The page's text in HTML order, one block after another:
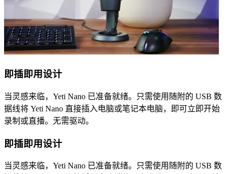
即插即用设计
当灵感来临，Yeti Nano 已准备就绪。只需使用随附的 USB 数
据线将 Yeti Nano 直接插入电脑或笔记本电脑，即可立即开始
录制或直播。无需驱动。
即插即用设计
当灵感来临，Yeti Nano 已准备就绪。只需使用随附的 USB 数